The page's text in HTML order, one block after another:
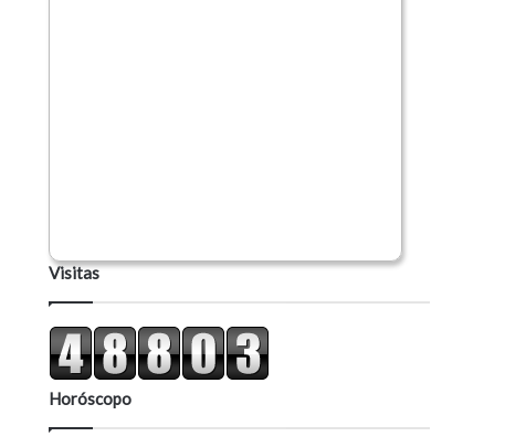
Visitas
Horóscopo